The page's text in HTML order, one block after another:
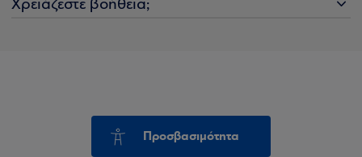
Χρειάζεστε βοήθεια;
Προσβασιμότητα